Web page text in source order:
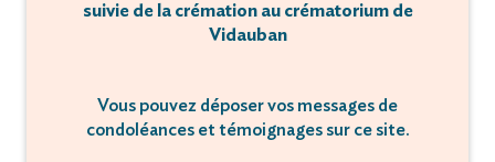
suivie de la crémation au crématorium de
Vidauban
Vous pouvez déposer vos messages de
condoléances et témoignages sur ce site.